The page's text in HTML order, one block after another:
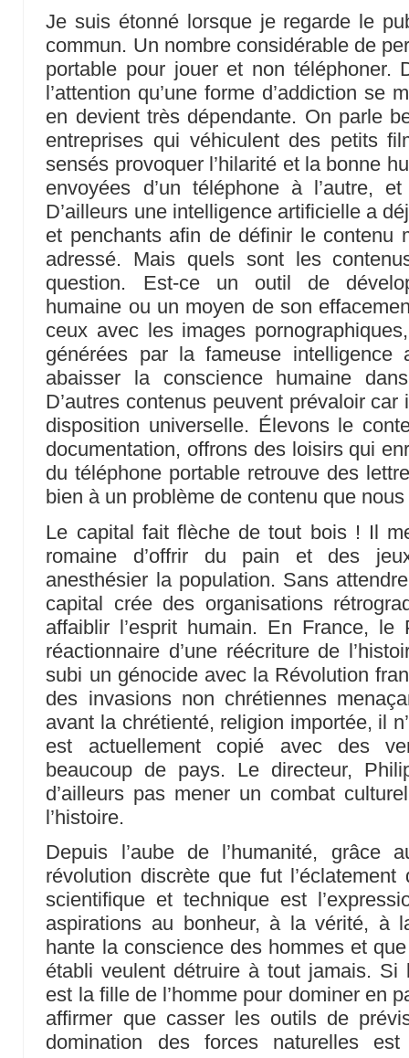
Je suis étonné lorsque je regarde le
commun. Un nombre considérable de
portable pour jouer et non téléphoner.
l’attention qu’une forme d’addiction se
en devient très dépendante. On parle
entreprises qui véhiculent des petits
sensés provoquer l’hilarité et la bonne
envoyées d’un téléphone à l’autre,
D’ailleurs une intelligence artificielle a
et penchants afin de définir le contenu
adressé. Mais quels sont les
question. Est-ce un outil de
humaine ou un moyen de son
ceux avec les images
générées par la fameuse intelligence
abaisser la conscience humaine
D’autres contenus peuvent prévaloir car
disposition universelle. Élevons le
documentation, offrons des loisirs qui
du téléphone portable retrouve des
bien à un problème de contenu que
Le capital fait flèche de tout bois ! Il
romaine d’offrir du pain et des
anesthésier la population. Sans
capital crée des organisations
affaiblir l’esprit humain. En France, le
réactionnaire d’une réécriture de
subi un génocide avec la Révolution
des invasions non chrétiennes
avant la chrétienté, religion importée, il
est actuellement copié avec des
beaucoup de pays. Le directeur,
d’ailleurs pas mener un combat
l’histoire.
Depuis l’aube de l’humanité,
révolution discrète que fut
scientifique et technique est
aspirations au bonheur, à la vérité, à
hante la conscience des hommes et
établi veulent détruire à tout jamais. Si
est la fille de l’homme pour dominer en
affirmer que casser les outils de
domination des forces naturelles